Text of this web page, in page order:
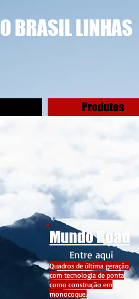
BRASIL LINHAS
Produtos
Mundo Road
Entre aqui
Quadros de última geração
com tecnologia de ponta
como construção em
monocoque.